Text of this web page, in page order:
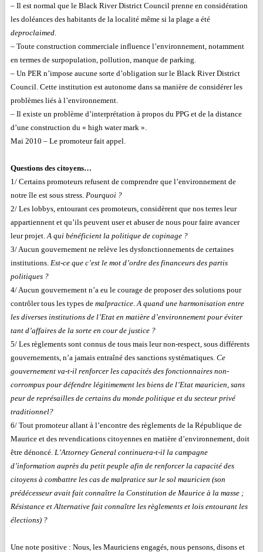
– Il est normal que le Black River District Council prenne en considération
les doléances des habitants de la localité même si la plage a été
deproclaimed.
– Toute construction commerciale influence l’environnement, notamment
en termes de surpopulation, pollution, manque de parking.
– Un PER n’impose aucune sorte d’obligation sur le Black River District
Council. Cette institution est autonome dans sa manière de considérer les
problèmes liés à l’environnement.
– Il existe un problème d’interprétation à propos du PPG et de la distance
d’une construction du « high water mark ».
Mai 2010 – Le promoteur fait appel.
Questions des citoyens…
1/ Certains promoteurs refusent de comprendre que l’environnement de
notre île est sous stress. Pourquoi ?
2/ Les lobbys, entourant ces promoteurs, considèrent que nos terres leur
appartiennent et qu’ils peuvent user et abuser de nous pour faire avancer
leur projet. A qui bénéficient la politique de copinage ?
3/ Aucun gouvernement ne relève les dysfonctionnements de certaines
institutions. Est-ce que c’est le mot d’ordre des financeurs des partis
politiques ?
4/ Aucun gouvernement n’a eu le courage de proposer des solutions pour
contrôler tous les types de malpractice. A quand une harmonisation entre
les diverses institutions de l’Etat en matière d’environnement pour éviter
tant d’affaires de la sorte en cour de justice ?
5/ Les règlements sont connus de tous mais leur non-respect, sous différents
gouvernements, n’a jamais entraîné des sanctions systématiques. Ce
gouvernement va-t-il renforcer les capacités des fonctionnaires non-
corrompus pour défendre légitimement les biens de l’Etat mauricien, sans
peur de représailles de certains du monde politique et du secteur privé
traditionnel?
6/ Tout promoteur allant à l’encontre des règlements de la République de
Maurice et des revendications citoyennes en matière d’environnement, doit
être dénoncé. L’Attorney General continuera-t-il la campagne
d’information auprès du petit peuple afin de renforcer la capacité des
citoyens à combattre les cas de malpratice sur le sol mauricien (son
prédécesseur avait fait connaître la Constitution de Maurice à la masse ;
Résistance et Alternative fait connaître les règlements et lois entourant les
élections) ?
Une note positive : Nous, les Mauriciens engagés, nous pensons, disons et